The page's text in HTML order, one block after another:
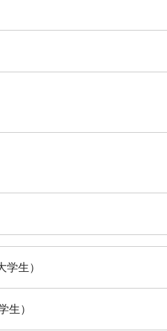
生）
生）